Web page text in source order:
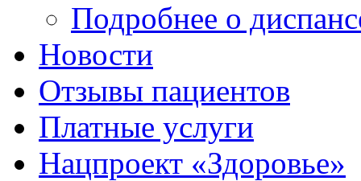
Подробнее о
Новости
Отзывы пациентов
Платные услуги
Нацпроект «Здоровье»